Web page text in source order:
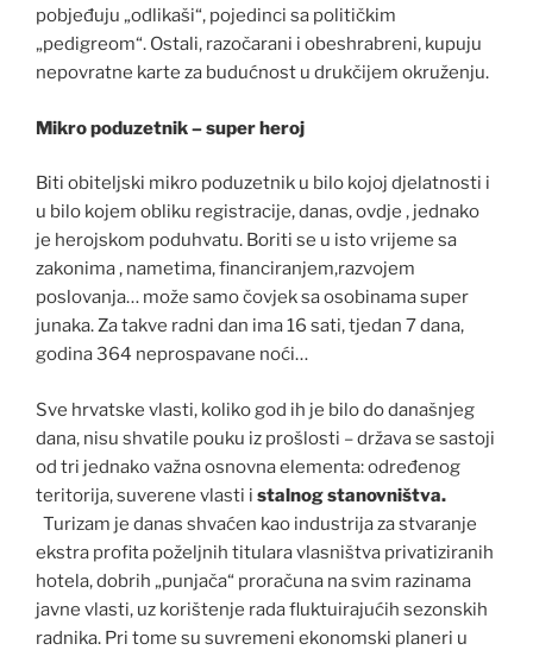
pobjeđuju „odlikaši“, pojedinci sa političkim
„pedigreom“. Ostali, razočarani i obeshrabreni, kupuju
nepovratne karte za budućnost u drukčijem okruženju.
Mikro poduzetnik – super heroj
Biti obiteljski mikro poduzetnik u bilo kojoj djelatnosti i
u bilo kojem obliku registracije, danas, ovdje , jednako
je herojskom poduhvatu. Boriti se u isto vrijeme sa
zakonima , nametima, financiranjem,razvojem
poslovanja… može samo čovjek sa osobinama super
junaka. Za takve radni dan ima 16 sati, tjedan 7 dana,
godina 364 neprospavane noći…
Sve hrvatske vlasti, koliko god ih je bilo do današnjeg
dana, nisu shvatile pouku iz prošlosti – država se sastoji
od tri jednako važna osnovna elementa: određenog
teritorija, suverene vlasti i stalnog stanovništva.
Turizam je danas shvaćen kao industrija za stvaranje
ekstra profita poželjnih titulara vlasništva privatiziranih
hotela, dobrih „punjača“ proračuna na svim razinama
javne vlasti, uz korištenje rada fluktuirajućih sezonskih
radnika. Pri tome su suvremeni ekonomski planeri u